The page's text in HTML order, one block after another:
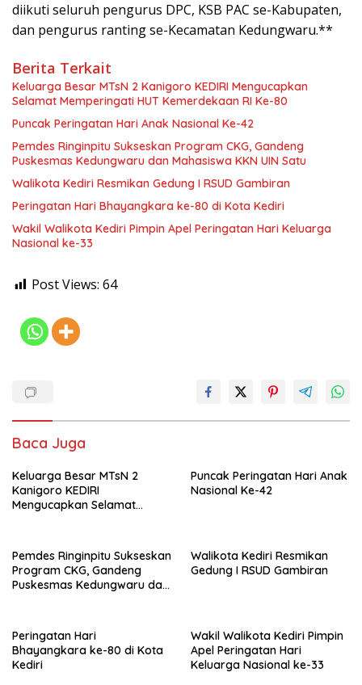
diikuti seluruh pengurus DPC, KSB PAC se-Kabupaten,
dan pengurus ranting se-Kecamatan Kedungwaru.**
Berita Terkait
Keluarga Besar MTsN 2 Kanigoro KEDIRI Mengucapkan
Selamat Memperingati HUT Kemerdekaan RI Ke-80
Puncak Peringatan Hari Anak Nasional Ke-42
Pemdes Ringinpitu Sukseskan Program CKG, Gandeng
Puskesmas Kedungwaru dan Mahasiswa KKN UIN Satu
Walikota Kediri Resmikan Gedung I RSUD Gambiran
Peringatan Hari Bhayangkara ke-80 di Kota Kediri
Wakil Walikota Kediri Pimpin Apel Peringatan Hari Keluarga
Nasional ke-33
Post Views: 64
Baca Juga
Keluarga Besar MTsN 2
Kanigoro KEDIRI
Mengucapkan Selamat
Puncak Peringatan Hari Anak
Nasional Ke-42
Pemdes Ringinpitu Sukseskan
Program CKG, Gandeng
Puskesmas Kedungwaru dan
Walikota Kediri Resmikan
Gedung I RSUD Gambiran
Peringatan Hari
Bhayangkara ke-80 di Kota
Kediri
Wakil Walikota Kediri Pimpin
Apel Peringatan Hari
Keluarga Nasional ke-33